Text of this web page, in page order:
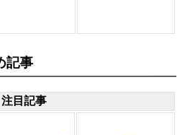
記事
注目記事